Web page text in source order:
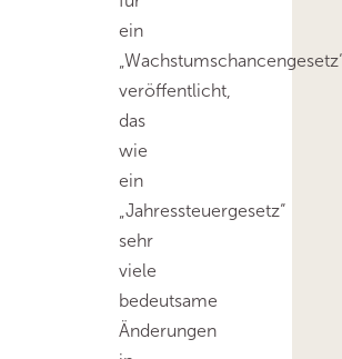
ein
veröffentlicht,
das
wie
ein
„Jahressteuergesetz“
sehr
viele
bedeutsame
Änderungen